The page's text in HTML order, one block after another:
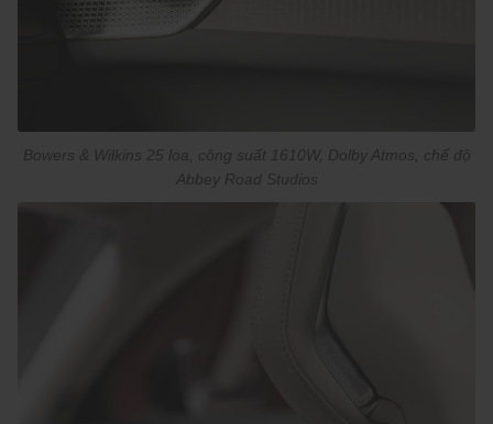
Bowers & Wilkins 25 loa, công suất 1610W, Dolby Atmos, chế độ
Abbey Road Studios